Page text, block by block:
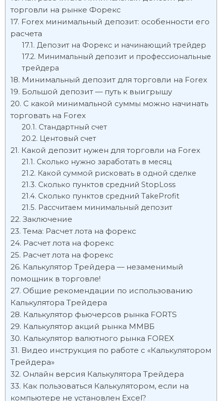
торговли на рынке Форекс
Forex минимальный депозит: особенности его
расчета
Депозит на Форекс и начинающий трейдер
Минимальный депозит и профессиональные
трейдера
Минимальный депозит для торговли на Forex
Большой депозит — путь к выигрышу
С какой минимальной суммы можно начинать
торговать на Forex
Стандартный счет
Центовый счет
Какой депозит нужен для торговли на Forex
Сколько нужно заработать в месяц
Какой суммой рисковать в одной сделке
Сколько пунктов средний StopLoss
Сколько пунктов средний TakeProfit
Рассчитаем минимальный депозит
Заключение
Тема: Расчет лота на форекс
Расчет лота на форекс
Расчет лота на форекс
Калькулятор Трейдера — незаменимый
помощник в торговле!
Общие рекомендации по использованию
Калькулятора Трейдера
Калькулятор фьючерсов рынка FORTS
Калькулятор акций рынка ММВБ
Калькулятор валютного рынка FOREX
Видео инструкция по работе с «Калькулятором
Трейдера»
Онлайн версия Калькулятора Трейдера
Как пользоваться Калькулятором, если на
компьютере не установлен Excel?